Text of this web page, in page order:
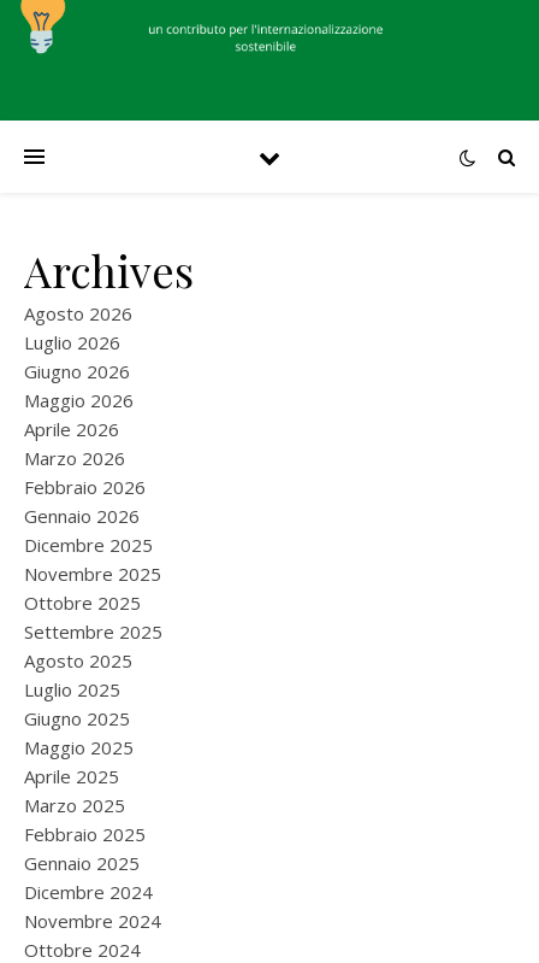
Archives
Agosto 2026
Luglio 2026
Giugno 2026
Maggio 2026
Aprile 2026
Marzo 2026
Febbraio 2026
Gennaio 2026
Dicembre 2025
Novembre 2025
Ottobre 2025
Settembre 2025
Agosto 2025
Luglio 2025
Giugno 2025
Maggio 2025
Aprile 2025
Marzo 2025
Febbraio 2025
Gennaio 2025
Dicembre 2024
Novembre 2024
Ottobre 2024